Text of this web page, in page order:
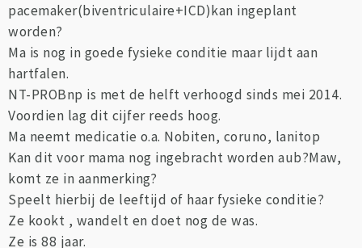
pacemaker(biventriculaire+ICD)kan ingeplant
worden?
Ma is nog in goede fysieke conditie maar lijdt aan
hartfalen.
NT-PROBnp is met de helft verhoogd sinds mei 2014.
Voordien lag dit cijfer reeds hoog.
Ma neemt medicatie o.a. Nobiten, coruno, lanitop
Kan dit voor mama nog ingebracht worden aub?Maw,
komt ze in aanmerking?
Speelt hierbij de leeftijd of haar fysieke conditie?
Ze kookt , wandelt en doet nog de was.
Ze is 88 jaar.